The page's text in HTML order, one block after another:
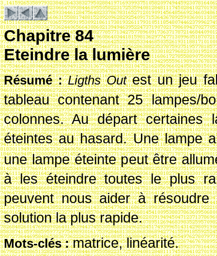
Chapitre 84
Eteindre la lumière
Résumé:Ligths Outest un jeu
tableau contenant 25 lampes/
colonnes. Au départ certaines
éteintes au hasard. Une lampe
une lampe éteinte peut être
à les éteindre toutes le plus
peuvent nous aider à
solution la plus rapide.
Mots-clés:matrice, linéarité.